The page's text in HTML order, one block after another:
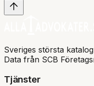
Sveriges största
Data från SCB
Tjänster